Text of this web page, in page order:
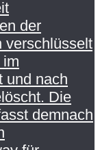
der
verschlüsselt
und nach
Die
demnach